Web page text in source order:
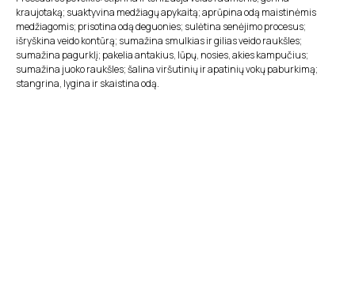
kraujotaką; suaktyvina medžiagų apykaitą; aprūpina odą maistinėmis
medžiagomis; prisotina odą deguonies; sulėtina senėjimo procesus;
išryškina veido kontūrą; sumažina smulkias ir gilias veido raukšles;
sumažina pagurklį; pakelia antakius, lūpų, nosies, akies kampučius;
sumažina juoko raukšles; šalina viršutinių ir apatinių vokų paburkimą;
stangrina, lygina ir skaistina odą.